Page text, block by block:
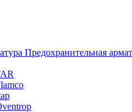
Предохранительная